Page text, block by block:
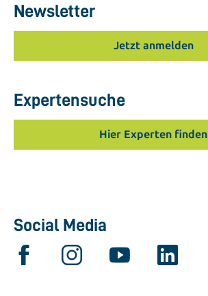
Newsletter
Jetzt anmelden
Expertensuche
Hier Experten finden
Social Media